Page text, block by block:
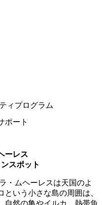
ィプログラム
ポート
ーレス
スポット
・ムヘーレスは天国のよ
いう小さな島の周囲は、
自然の亀やイルカ、熱帯魚